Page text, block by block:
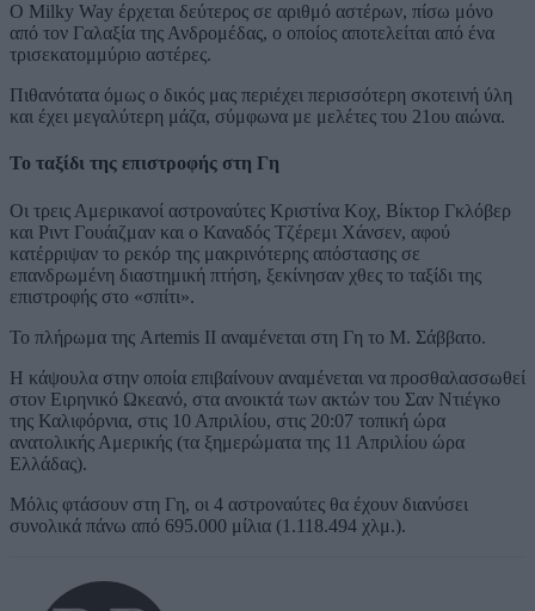
Ο Milky Way έρχεται δεύτερος σε αριθμό αστέρων, πίσω μόνο
από τον Γαλαξία της Ανδρομέδας, ο οποίος αποτελείται από ένα
τρισεκατομμύριο αστέρες.
Πιθανότατα όμως ο δικός μας περιέχει περισσότερη σκοτεινή ύλη
και έχει μεγαλύτερη μάζα, σύμφωνα με μελέτες του 21ου αιώνα.
Το ταξίδι της επιστροφής στη Γη
Οι τρεις Αμερικανοί αστροναύτες Κριστίνα Κοχ, Βίκτορ Γκλόβερ
και Ριντ Γουάιζμαν και ο Καναδός Τζέρεμι Χάνσεν, αφού
κατέρριψαν το ρεκόρ της μακρινότερης απόστασης σε
επανδρωμένη διαστημική πτήση, ξεκίνησαν χθες το ταξίδι της
επιστροφής στο «σπίτι».
Το πλήρωμα της Artemis II αναμένεται στη Γη το Μ. Σάββατο.
Η κάψουλα στην οποία επιβαίνουν αναμένεται να προσθαλασσωθεί
στον Ειρηνικό Ωκεανό, στα ανοικτά των ακτών του Σαν Ντιέγκο
της Καλιφόρνια, στις 10 Απριλίου, στις 20:07 τοπική ώρα
ανατολικής Αμερικής (τα ξημερώματα της 11 Απριλίου ώρα
Ελλάδας).
Μόλις φτάσουν στη Γη, οι 4 αστροναύτες θα έχουν διανύσει
συνολικά πάνω από 695.000 μίλια (1.118.494 χλμ.).